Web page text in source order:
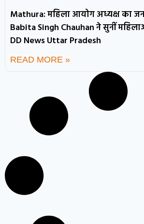
Mathura: महिला आयोग अध्यक्ष का
Babita Singh Chauhan ने सुनीं
DD News Uttar Pradesh
READ MORE »